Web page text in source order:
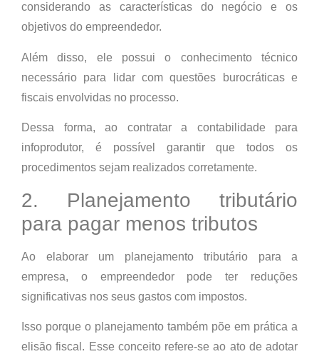
considerando as características do negócio e os
objetivos do empreendedor.
Além disso, ele possui o conhecimento técnico
necessário para lidar com questões burocráticas e
fiscais envolvidas no processo.
Dessa forma, ao contratar a contabilidade para
infoprodutor, é possível garantir que todos os
procedimentos sejam realizados corretamente.
2. Planejamento tributário
para pagar menos tributos
Ao elaborar um planejamento tributário para a
empresa, o empreendedor pode ter reduções
significativas nos seus gastos com impostos.
Isso porque o planejamento também põe em prática a
elisão fiscal. Esse conceito refere-se ao ato de adotar